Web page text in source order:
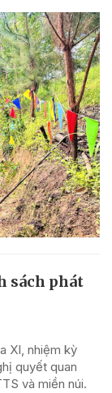
sách phát
XI, nhiệm kỳ
quyết quan
và miền núi.